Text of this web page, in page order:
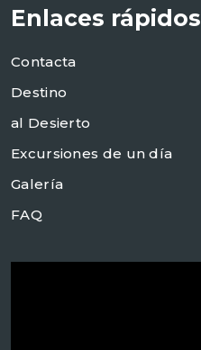
Enlaces rápidos
Contacta
Destino
al Desierto
Excursiones de un día
Galería
FAQ